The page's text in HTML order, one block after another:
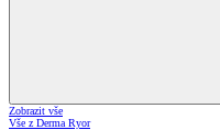
Zobrazit vše
Vše z Derma Ryor